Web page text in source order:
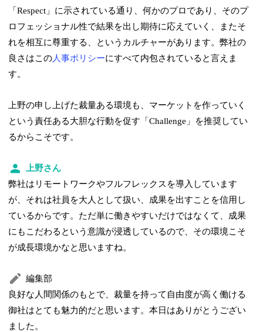
「Respect」に示されている通り、何かのプロであり、そのプ
ロフェッショナル性で結果を出し期待に応えていく、またそ
れを相互に尊重する、というカルチャーがあります。弊社の
良さはこの人事ポリシーにすべて内包されていると言えま
す。
上野の申し上げた裁量ある環境も、マーケットを作っていく
という責任ある大胆な行動を促す「Challenge」を推奨してい
るからこそです。
上野さん
弊社はリモートワークやフルフレックスを導入しています
が、それは社員を大人として扱い、成果を出すことを信用し
ているからです。ただ単に働きやすいだけではなくて、成果
にもこだわるという意識が浸透しているので、その環境こそ
が成長環境かなと思いますね。
編集部
良好な人間関係のもとで、裁量を持って自由度が高く働ける
御社はとても魅力的だと思います。本日はありがとうござい
ました。